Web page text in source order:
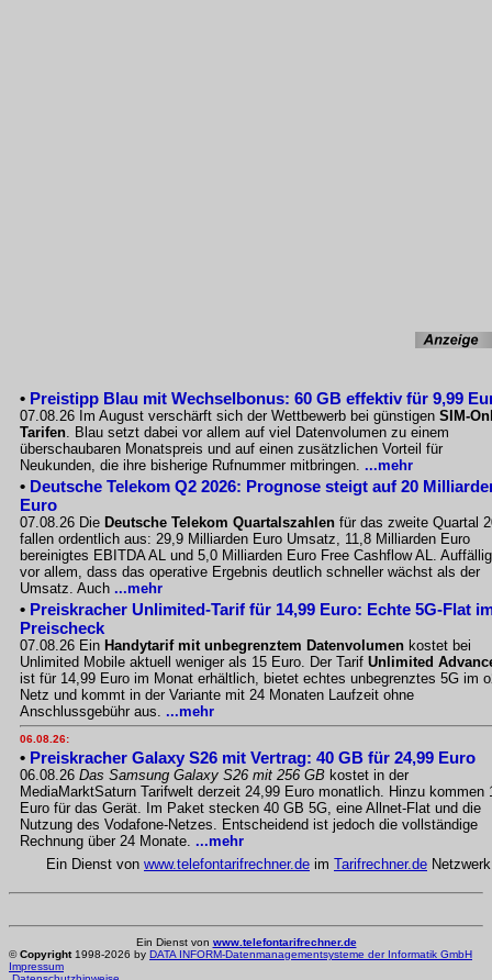
• Preistipp Blau mit Wechselbonus: 60 GB effektiv für 9,99
07.08.26 Im August verschärft sich der Wettbewerb bei günstigen SIM-
Tarifen. Blau setzt dabei vor allem auf viel Datenvolumen zu einem
überschaubaren Monatspreis und auf einen zusätzlichen Vorteil für
Neukunden, die ihre bisherige Rufnummer mitbringen. ...mehr
• Deutsche Telekom Q2 2026: Prognose steigt auf 20
Euro
07.08.26 Die Deutsche Telekom Quartalszahlen für das zweite Quartal
fallen ordentlich aus: 29,9 Milliarden Euro Umsatz, 11,8 Milliarden Euro
bereinigtes EBITDA AL und 5,0 Milliarden Euro Free Cashflow AL.
vor allem, dass das operative Ergebnis deutlich schneller wächst als der
Umsatz. Auch ...mehr
• Preiskracher Unlimited-Tarif für 14,99 Euro: Echte 5G-Flat
Preischeck
07.08.26 Ein Handytarif mit unbegrenztem Datenvolumen kostet bei
Unlimited Mobile aktuell weniger als 15 Euro. Der Tarif Unlimited
ist für 14,99 Euro im Monat erhältlich, bietet echtes unbegrenztes 5G im
Netz und kommt in der Variante mit 24 Monaten Laufzeit ohne
Anschlussgebühr aus. ...mehr
06.08.26:
• Preiskracher Galaxy S26 mit Vertrag: 40 GB für 24,99 Euro
06.08.26 Das Samsung Galaxy S26 mit 256 GB kostet in der
MediaMarktSaturn Tarifwelt derzeit 24,99 Euro monatlich. Hinzu kommen
Euro für das Gerät. Im Paket stecken 40 GB 5G, eine Allnet-Flat und die
Nutzung des Vodafone-Netzes. Entscheidend ist jedoch die vollständige
Rechnung über 24 Monate. ...mehr
Ein Dienst von www.telefontarifrechner.de im Tarifrechner.de Netzwerk
Ein Dienst von www.telefontarifrechner.de
©Copyright1998-2026 by DATA INFORM-Datenmanagementsysteme der Informatik GmbH
Impressum